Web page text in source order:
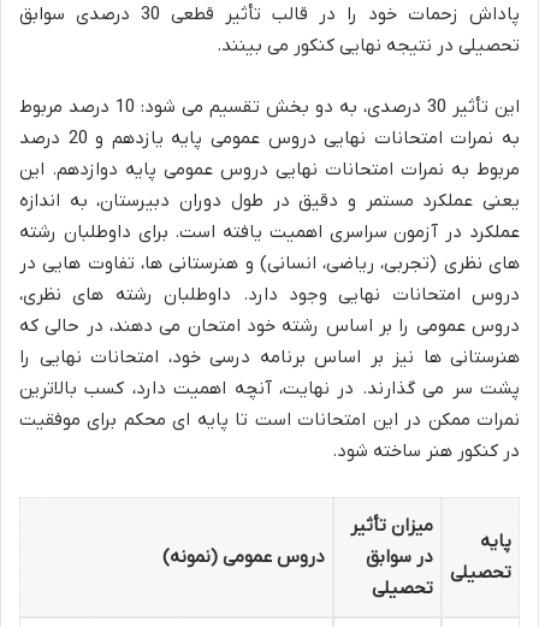
پاداش زحمات خود را در قالب تأثیر قطعی 30 درصدی سوابق
تحصیلی در نتیجه نهایی کنکور می بینند.
این تأثیر 30 درصدی، به دو بخش تقسیم می شود: 10 درصد مربوط
به نمرات امتحانات نهایی دروس عمومی پایه یازدهم و 20 درصد
مربوط به نمرات امتحانات نهایی دروس عمومی پایه دوازدهم. این
یعنی عملکرد مستمر و دقیق در طول دوران دبیرستان، به اندازه
عملکرد در آزمون سراسری اهمیت یافته است. برای داوطلبان رشته
های نظری (تجربی، ریاضی، انسانی) و هنرستانی ها، تفاوت هایی در
دروس امتحانات نهایی وجود دارد. داوطلبان رشته های نظری،
دروس عمومی را بر اساس رشته خود امتحان می دهند، در حالی که
هنرستانی ها نیز بر اساس برنامه درسی خود، امتحانات نهایی را
پشت سر می گذارند. در نهایت، آنچه اهمیت دارد، کسب بالاترین
نمرات ممکن در این امتحانات است تا پایه ای محکم برای موفقیت
در کنکور هنر ساخته شود.
پایه
تحصیلی
میزان تأثیر
در سوابق
تحصیلی
دروس عمومی (نمونه)